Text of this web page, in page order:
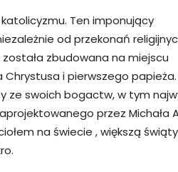
Ten imponujący
od przekonań
zbudowana na miejscu
Chrystusa i pierwszego papieża.
ze swoich bogactw, w tym
przez Michała
na świecie , większą